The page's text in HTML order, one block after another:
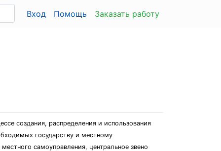
Вход Помощь Заказать работу
создания, распределения и использования
государству и местному
самоуправления, центральное звено